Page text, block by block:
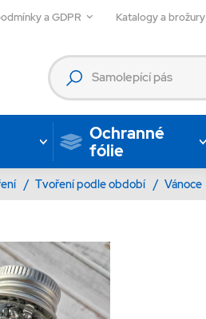
a GDPR Katalogy a brožury
Ochranné
fólie
/ Tvoření podle období / Vánoce